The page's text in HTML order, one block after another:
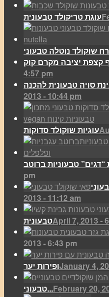
עוגת טריקולד טבעונית
שוקולד נוטלה טבעוני
4:57 pm
2013 - 10:44 pm
עוגיות שוקולד סדוקות
pm
2013 - 11:12 am
טבעוניתApril 7, 2013 -
2013 - 6:43 pm
ופירות יערJanuary 4,
טבעוני...February 20,